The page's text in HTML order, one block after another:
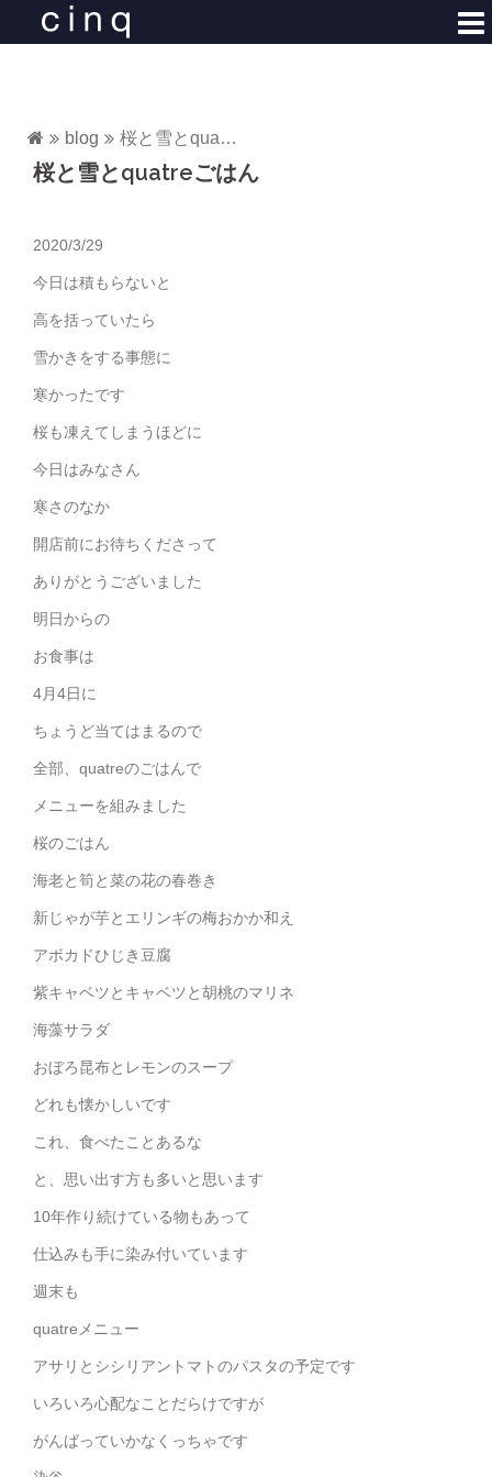
blog 桜と雪とquatreごはん
桜と雪とquatreごはん
2020/3/29
今日は積もらないと
高を括っていたら
雪かきをする事態に
寒かったです
桜も凍えてしまうほどに
今日はみなさん
寒さのなか
開店前にお待ちくださって
ありがとうございました
明日からの
お食事は
4月4日に
ちょうど当てはまるので
全部、quatreのごはんで
メニューを組みました
桜のごはん
海老と筍と菜の花の春巻き
新じゃが芋とエリンギの梅おかか和え
アボカドひじき豆腐
紫キャベツとキャベツと胡桃のマリネ
海藻サラダ
おぼろ昆布とレモンのスープ
どれも懐かしいです
これ、食べたことあるな
と、思い出す方も多いと思います
10年作り続けている物もあって
仕込みも手に染み付いています
週末も
quatreメニュー
アサリとシシリアントマトのパスタの予定です
いろいろ心配なことだらけですが
がんばっていかなくっちゃです